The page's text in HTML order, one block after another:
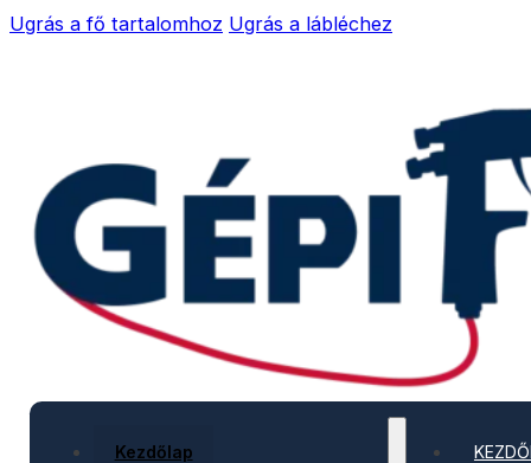
Ugrás a fő tartalomhoz Ugrás a lábléchez
Kezdőlap